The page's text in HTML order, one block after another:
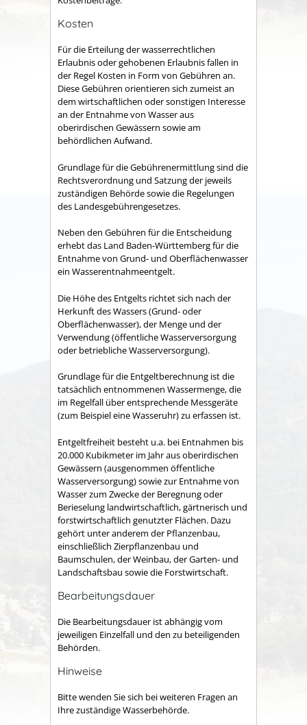
Kosten
Für die Erteilung der wasserrechtlichen
Erlaubnis oder gehobenen Erlaubnis fallen in
der Regel Kosten in Form von Gebühren an.
DieseGebühren orientieren sich zumeist an
dem wirtschaftlichen oder sonstigen Interesse
an der Entnahme von Wasser aus
oberirdischen Gewässern sowie am
behördlichen Aufwand.
Grundlage für die Gebührenermittlung sind die
Rechtsverordnung und Satzung der jeweils
zuständigen Behörde sowie die Regelungen
des Landesgebührengesetzes.
Neben den Gebühren für die Entscheidung
erhebtdas Land Baden-Württembergfür die
Entnahmevon Grund- und Oberflächenwasser
ein Wasserentnahmeentgelt.
Die Höhe des Entgelts richtet sich nach der
Herkunft des Wassers (Grund- oder
Oberflächenwasser), der Menge und der
Verwendung (öffentliche Wasserversorgung
oder betriebliche Wasserversorgung).
Grundlage für die Entgeltberechnung ist die
tatsächlich entnommenen Wassermenge, die
im Regelfall über entsprechende Messgeräte
(zum Beispiel eine Wasseruhr) zu erfassen ist.
Entgeltfreiheit besteht u.a. bei Entnahmen bis
20.000 Kubikmeter im Jahr aus oberirdischen
Gewässern (ausgenommen öffentliche
Wasserversorgung) sowie zur Entnahme von
Wasser zum Zwecke der Beregnung oder
Berieselung landwirtschaftlich, gärtnerisch und
forstwirtschaftlich genutzter Flächen. Dazu
gehört unter anderem der Pflanzenbau,
einschließlich Zierpflanzenbau und
Baumschulen, der Weinbau, der Garten- und
Landschaftsbau sowie die Forstwirtschaft.
Bearbeitungsdauer
Die Bearbeitungsdauer ist abhängig vom
jeweiligen Einzelfall und den zu beteiligenden
Behörden.
Hinweise
Bitte wenden Sie sich bei weiteren Fragen an
Ihre zuständige Wasserbehörde.